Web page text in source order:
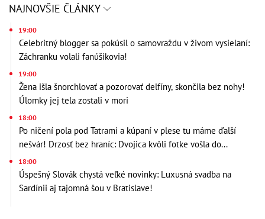
NAJNOVŠIE ČLÁNKY
19:00
Celebritný blogger sa pokúsil o samovraždu v živom vysielaní:
Záchranku volali fanúšikovia!
19:00
Žena išla šnorchlovať a pozorovať delfíny, skončila bez nohy!
Úlomky jej tela zostali v mori
18:00
Po ničení pola pod Tatrami a kúpaní v plese tu máme ďalší
nešvár! Drzosť bez hraníc: Dvojica kvôli fotke vošla do...
18:00
Úspešný Slovák chystá veľké novinky: Luxusná svadba na
Sardínii aj tajomná šou v Bratislave!